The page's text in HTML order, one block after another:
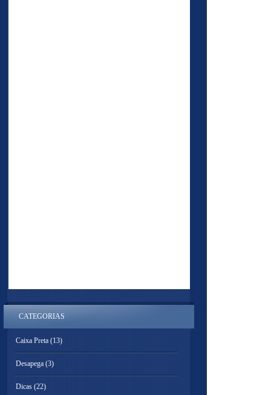
CATEGORIAS
Caixa Preta (13)
Desapega (3)
Dicas (22)